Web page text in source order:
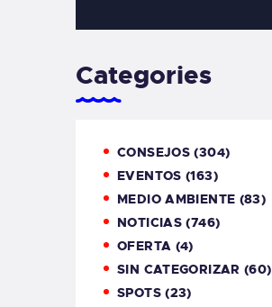
Categories
CONSEJOS (304)
EVENTOS (163)
MEDIO AMBIENTE (83)
NOTICIAS (746)
OFERTA (4)
SIN CATEGORIZAR (60)
SPOTS(23)